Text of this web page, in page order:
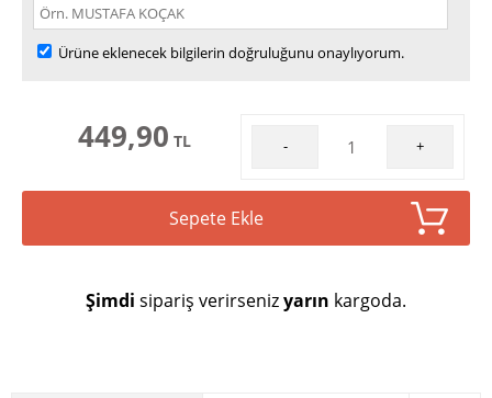
Ürüne eklenecek bilgilerin doğruluğunu onaylıyorum.
449,90 TL - +
Sepete Ekle
Şimdi sipariş verirsenizyarın kargoda.